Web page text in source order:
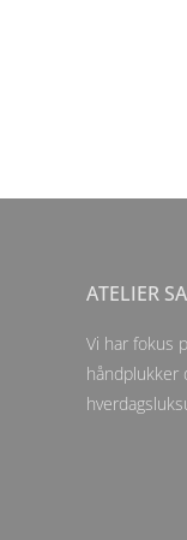
ATELIER
Vi har fokus
håndplukker